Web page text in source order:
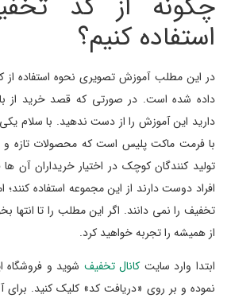
استفاده کنیم؟
در این مطلب آموزش تصویری نحوه استفاده از
داده شده است. در صورتی که قصد خرید از
دارید این آموزش را از دست ندهید. با سلام یکی
با فرمت ماکت پلیس است که محصولات تازه و
تولید کنندگان کوچک در اختیار خریداران آن
افراد دوست دارند از این مجموعه استفاده کنند؛
تخفیف را نمی دانند. اگر این مطلب را تا انتها
از همیشه را تجربه خواهید کرد.
ابتدا وارد سایت کانال تخفیف شوید و فروشگاه
نموده و بر روی «دریافت کد» کلیک کنید. برای